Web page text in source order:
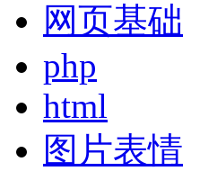
网页基础
php
html
图片表情